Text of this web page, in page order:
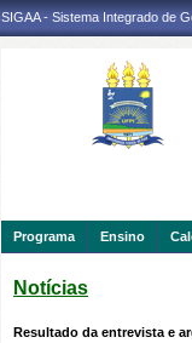
SIGAA - Sistema Integrado de
Programa Ensino
Notícias
Resultado da entrevista e